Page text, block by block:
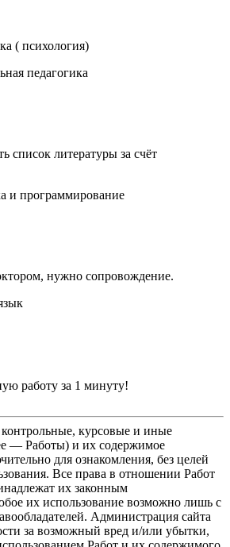
( психология)
педагогика
список литературы за счёт
и программирование
нужно сопровождение.
работу за 1 минуту!
курсовые и иные
— Работы) и их содержимое
для ознакомления, без целей
Все права в отношении Работ
их законным
их использование возможно лишь с
Администрация сайта
за возможный вред и/или убытки,